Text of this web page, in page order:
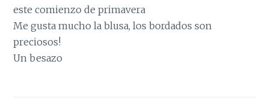
este comienzo de primavera
Me gusta mucho la blusa, los bordados son
preciosos!
Un besazo